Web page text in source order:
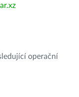
operační